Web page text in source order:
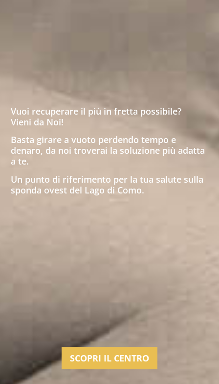
Vuoi recuperare il più in fretta possibile?
Vieni da Noi!
Basta girare a vuoto perdendo tempo e
denaro, da noi troverai la soluzione più adatta
a te.
Un punto di riferimento per la tua salute sulla
sponda ovest del Lago di Como.
SCOPRI IL CENTRO